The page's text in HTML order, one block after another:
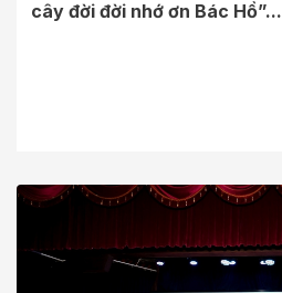
cây đời đời nhớ ơn Bác Hồ”...